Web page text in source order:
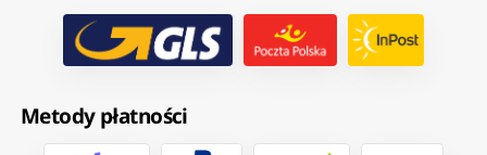
Metody płatności